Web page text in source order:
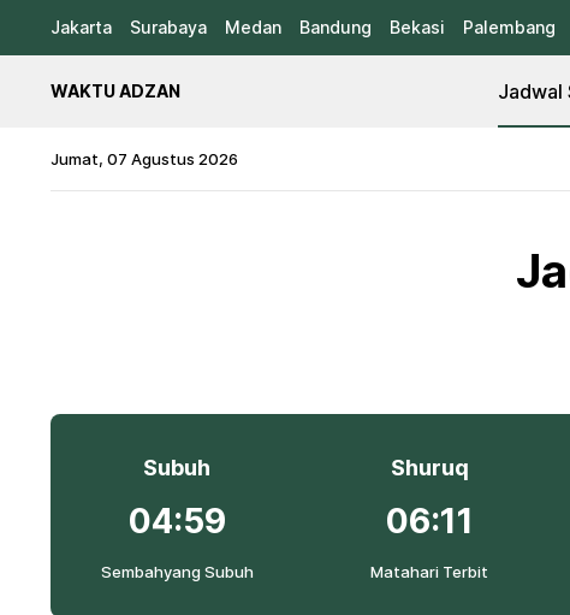
Jakarta Surabaya Medan Bandung Bekasi Palembang
WAKTU ADZAN Jadwal
Jumat, 07 Agustus 2026
Subuh
04:59
Sembahyang Subuh
Shuruq
06:11
Matahari Terbit